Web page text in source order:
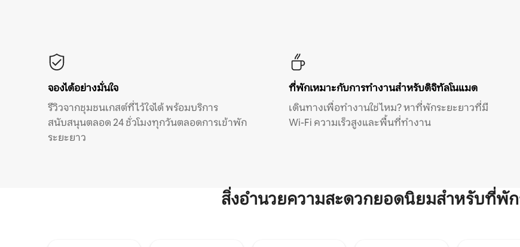
จองได้อย่างมั่นใจ
รีวิวจากชุมชนเกสต์ที่ไว้ใจได้ พร้อมบริการ
สนับสนุนตลอด 24 ชั่วโมงทุกวันตลอดการเข้าพัก
ระยะยาว
ที่พักเหมาะกับการทำงานสำหรับดิจิทัลโนแมด
เดินทางเพื่อทำงานใช่ไหม? หาที่พักระยะยาวที่มี
Wi-Fi ความเร็วสูงและพื้นที่ทำงาน
สิ่งอำนวยความสะดวกยอดนิยมสำหรับที่พัก